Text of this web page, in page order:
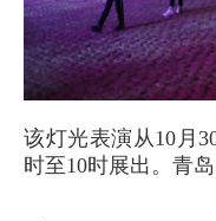
该灯光表演从10月
时至10时展出。青